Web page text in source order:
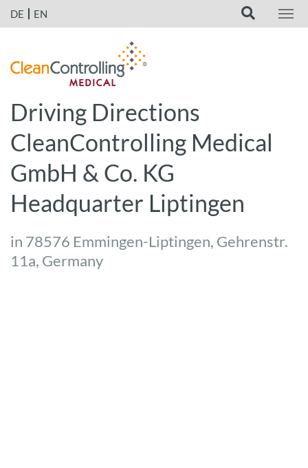
DE EN
Driving Directions
CleanControlling Medical
GmbH & Co. KG
Headquarter Liptingen
in 78576 Emmingen-Liptingen, Gehrenstr.
11a, Germany